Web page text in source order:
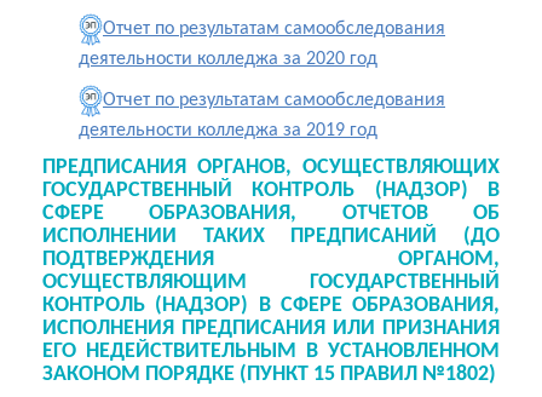
Отчет по результатам самообследования
деятельности колледжа за 2020 год
Отчет по результатам самообследования
деятельности колледжа за 2019 год
ПРЕДПИСАНИЯ ОРГАНОВ, ОСУЩЕСТВЛЯЮЩИХ
ГОСУДАРСТВЕННЫЙ КОНТРОЛЬ (НАДЗОР) В
СФЕРЕ ОБРАЗОВАНИЯ, ОТЧЕТОВ ОБ
ИСПОЛНЕНИИ ТАКИХ ПРЕДПИСАНИЙ (ДО
ПОДТВЕРЖДЕНИЯ ОРГАНОМ,
ОСУЩЕСТВЛЯЮЩИМ ГОСУДАРСТВЕННЫЙ
КОНТРОЛЬ (НАДЗОР) В СФЕРЕ ОБРАЗОВАНИЯ,
ИСПОЛНЕНИЯ ПРЕДПИСАНИЯ ИЛИ ПРИЗНАНИЯ
ЕГО НЕДЕЙСТВИТЕЛЬНЫМ В УСТАНОВЛЕННОМ
ЗАКОНОМ ПОРЯДКЕ (ПУНКТ 15 ПРАВИЛ №1802)